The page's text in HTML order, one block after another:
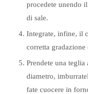
procedete unendo
di sale.
Integrate, infine, il
corretta gradazione
Prendete una
diametro,
fate cuocere in